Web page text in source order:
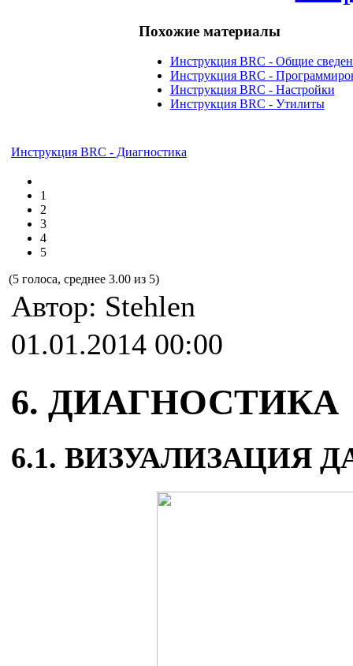
Похожие материалы
Инструкция BRC - Общие
Инструкция BRC -
Инструкция BRC - Настройки
Инструкция BRC - Утилиты
Инструкция BRC - Диагностика
1
2
3
4
5
(5 голоса, среднее 3.00 из 5)
Автор: Stehlen
01.01.2014 00:00
6. ДИАГНОСТИКА
6.1. ВИЗУАЛИЗАЦИЯ